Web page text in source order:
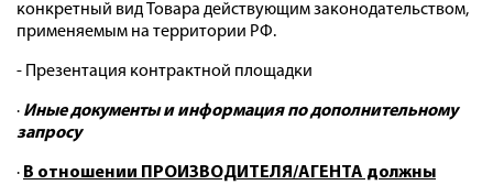
конкретный вид Товара действующим законодательством,
применяемым на территории РФ.
- Презентация контрактной площадки
· Иные документы и информация по дополнительному
запросу
· В отношении ПРОИЗВОДИТЕЛЯ/АГЕНТА должны